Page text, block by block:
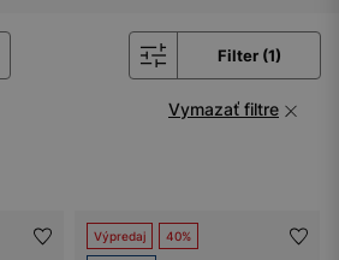
Filter (1)
Vymazať filtre
Výpredaj 40%